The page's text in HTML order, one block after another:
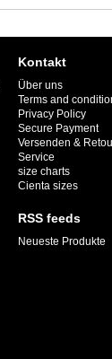
Kontakt
Über uns
Terms and
Privacy Policy
Secure Payment
Versenden &
Service
size charts
Cienta sizes
RSS feeds
Neueste Produkte